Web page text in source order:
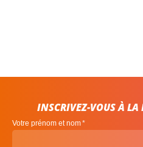
INSCRIVEZ-VOUS À
Votre prénom et nom